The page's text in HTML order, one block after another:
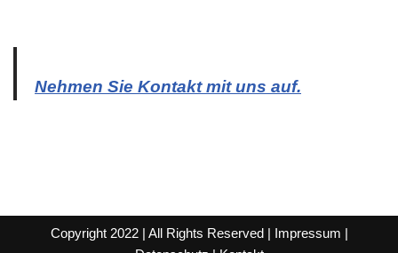
Nehmen Sie Kontakt mit uns auf.
Copyright 2022 | All Rights Reserved | Impressum |